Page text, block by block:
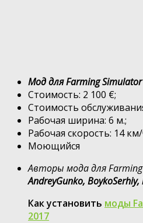
Мод для Farming
Стоимость: 2 100 €;
Стоимость
Рабочая ширина: 6 м.;
Рабочая скорость: 14
Моющийся
Авторы мода для
AndreyGunko, BoykoSerhiy,
Как установить моды
2017